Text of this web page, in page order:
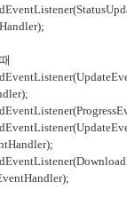
할 때